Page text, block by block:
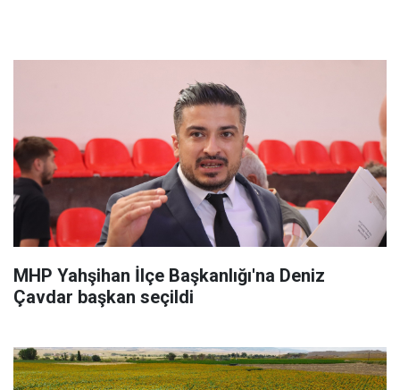
MHP Yahşihan İlçe Başkanlığı'na Deniz
Çavdar başkan seçildi